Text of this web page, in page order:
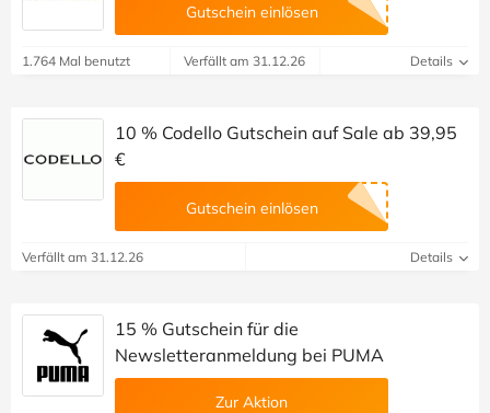
Gutschein einlösen
1.764 Mal benutzt Verfällt am 31.12.26 Details
10 % Codello Gutschein auf Sale ab 39,95
€
Gutschein einlösen
Verfällt am 31.12.26 Details
15 % Gutschein für die
Newsletteranmeldung bei PUMA
Zur Aktion